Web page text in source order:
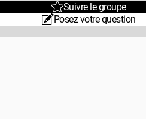
Suivre le groupe
Posez votre question